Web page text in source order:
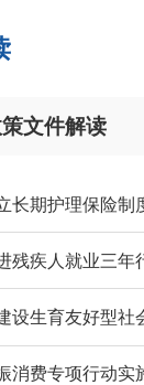
文件解读
长期护理保险
残疾人就业三
设生育友好型
消费专项行动